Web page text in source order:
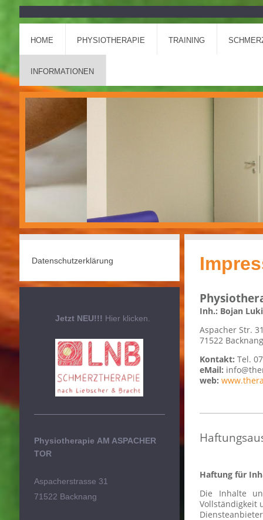
HOME PHYSIOTHERAPIE TRAINING
INFORMATIONEN
Inh.: Bojan
Aspacher Str.
71522 Backnang
Kontakt: Tel.
eMail:
web:
Haftung für
Die Inhalte
Vollständigkeit
Datenschutzerklärung
Jetzt NEU!!! Hier klicken.
Physiotherapie AM ASPACHER
TOR
Aspacherstrasse 31
71522 Backnang